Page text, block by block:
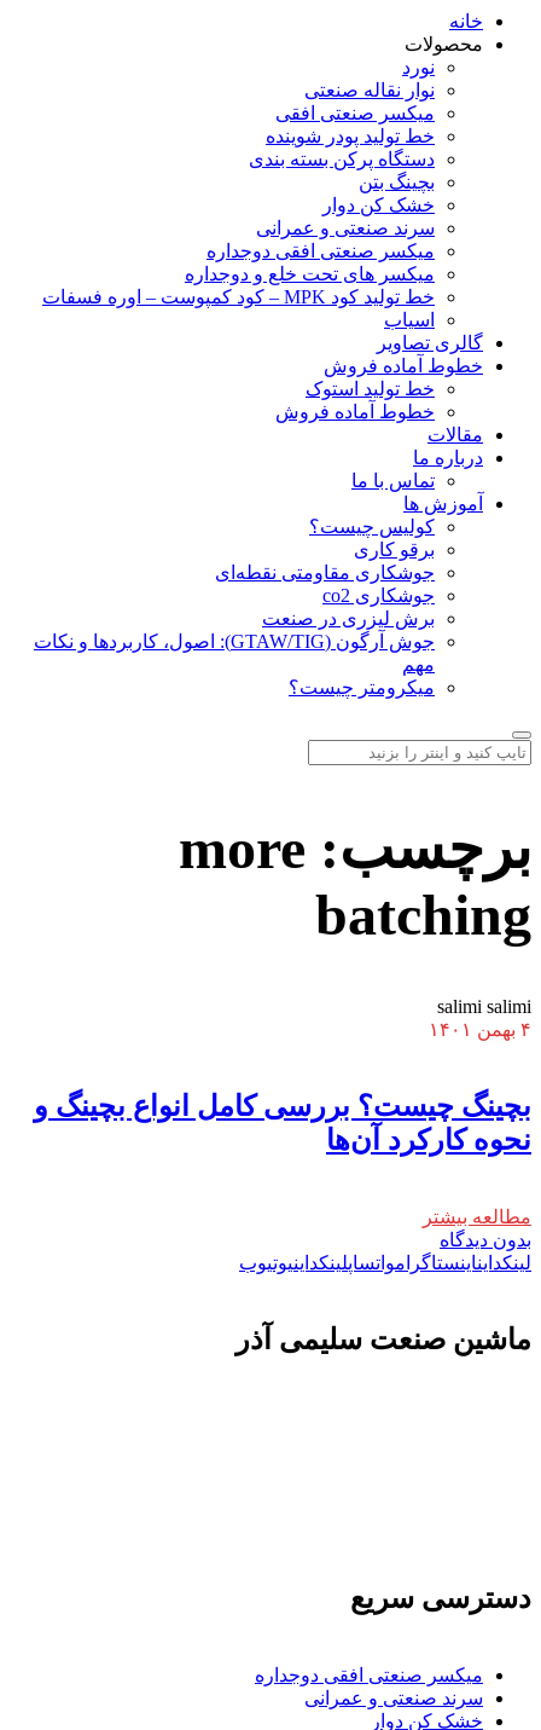
خانه
محصولات
نورد
نوار نقاله صنعتی
ميكسر صنعتی افقی
خط تولید پودر شوينده
دستگاه پرکن بسته بندی
بچينگ بتن
خشک کن دوار
سرند صنعتی و عمرانی
میکسر صنعتی افقی دوجداره
میکسر های تحت خلع و دوجداره
خط تولید کود MPK – کود کمپوست – اوره فسفات
اسیاب
گالری تصاویر
خطوط آماده فروش
خط تولید استوک
خطوط آماده فروش
مقالات
درباره ما
تماس با ما
آموزش ها
کولیس چیست؟
برقو کاری
جوشکاری مقاومتی نقطه‌ای
جوشکاری co2
برش لیزری در صنعت
جوش آرگون (GTAW/TIG): اصول، کاربردها و نکات
مهم
میکرومتر چیست؟
برچسب: more
batching
salimi salimi
۴ بهمن ۱۴۰۱
بچینگ چیست؟ بررسی کامل انواع بچینگ و
نحوه کارکرد آن‌ها
مطالعه بیشتر
بدون دیدگاه
لینکدایناینستاگرامواتساپلینکداینیوتیوب
ماشين صنعت سليمی آذر
دسترسی سریع
میکسر صنعتی افقی دوجداره
سرند صنعتی و عمرانی
خشک کن دوار